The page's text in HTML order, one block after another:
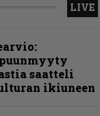
LIVE
saatteli
ikiuneen